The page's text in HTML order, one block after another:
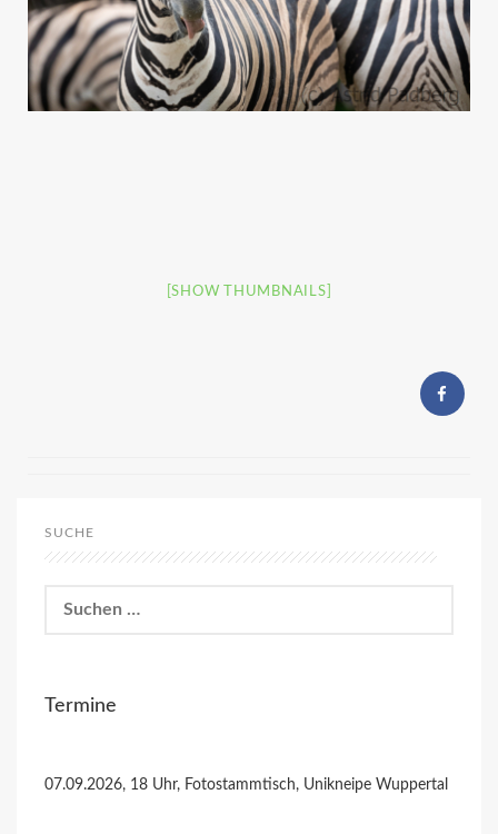
[SHOW THUMBNAILS]
SUCHE
nach:
Termine
07.09.2026, 18 Uhr, Fotostammtisch, Unikneipe Wuppertal